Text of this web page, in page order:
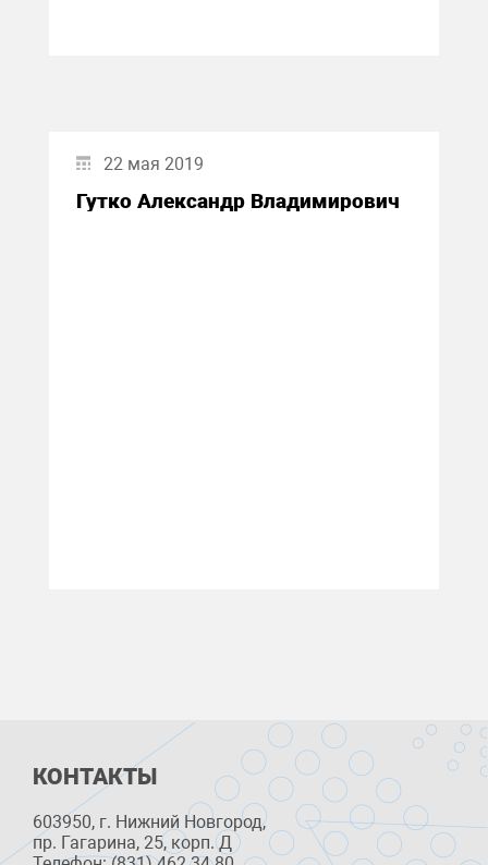
22 мая 2019
Гутко Александр Владимирович
КОНТАКТЫ
603950, г. Нижний Новгород,
пр. Гагарина, 25, корп. Д